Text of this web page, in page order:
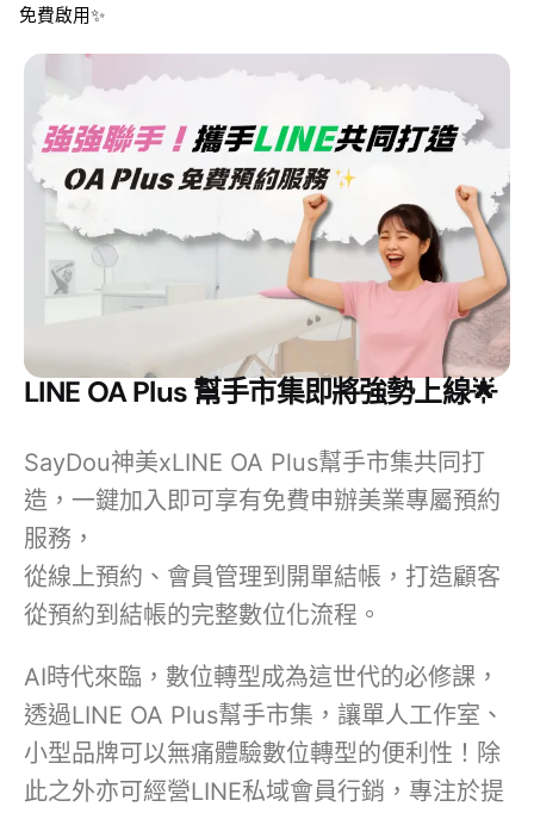
免費啟用✨
LINE OA Plus 幫手市集即將強勢上線🌟
SayDou神美xLINE OA Plus幫手市集共同打
造，一鍵加入即可享有免費申辦美業專屬預約
服務，
從線上預約、會員管理到 開單結帳 ，打造顧客
從預約到結帳的完整數位化流程。
AI時代來臨，數位轉型成為這世代的必修課，
透過LINE OA Plus幫手市集， 讓單人工作室、
小型品牌可以無痛體驗數位轉型的便利性！ 除
此之外亦可經營LINE私域會員行銷，專注於提